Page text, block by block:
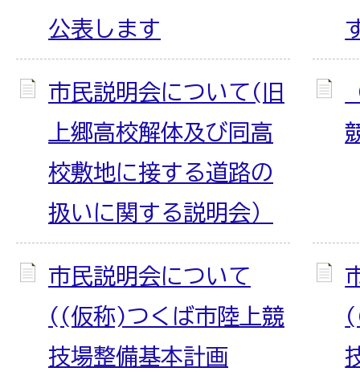
公表します
市民説明会について(旧
上郷高校解体及び同高
校敷地に接する道路の
扱いに関する説明会）
市民説明会について
((仮称)つくば市陸上競
技場整備基本計画